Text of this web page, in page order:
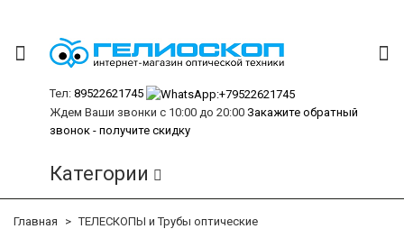
Тел: 89522621745
Ждем Ваши звонки с 10:00 до 20:00 Закажите обратный
звонок - получите скидку
Категории
Главная
ТЕЛЕСКОПЫ и Трубы оптические